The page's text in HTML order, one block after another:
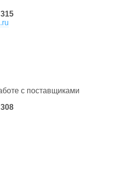
315
с поставщиками
308